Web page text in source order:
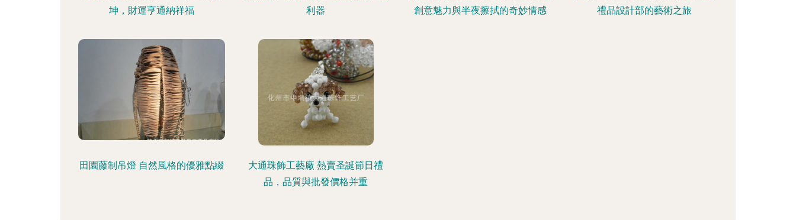
坤，財運亨通納祥福
利器
創意魅力與半夜擦拭的奇妙情感
禮品設計部的藝術之旅
田園藤制吊燈 自然風格的優雅點綴
大通珠飾工藝廠 熱賣圣誕節日禮
品，品質與批發價格并重